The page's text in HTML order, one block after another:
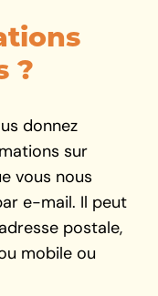
?
donnez
sur
vous nous
e-mail. Il peut
postale,
mobile ou